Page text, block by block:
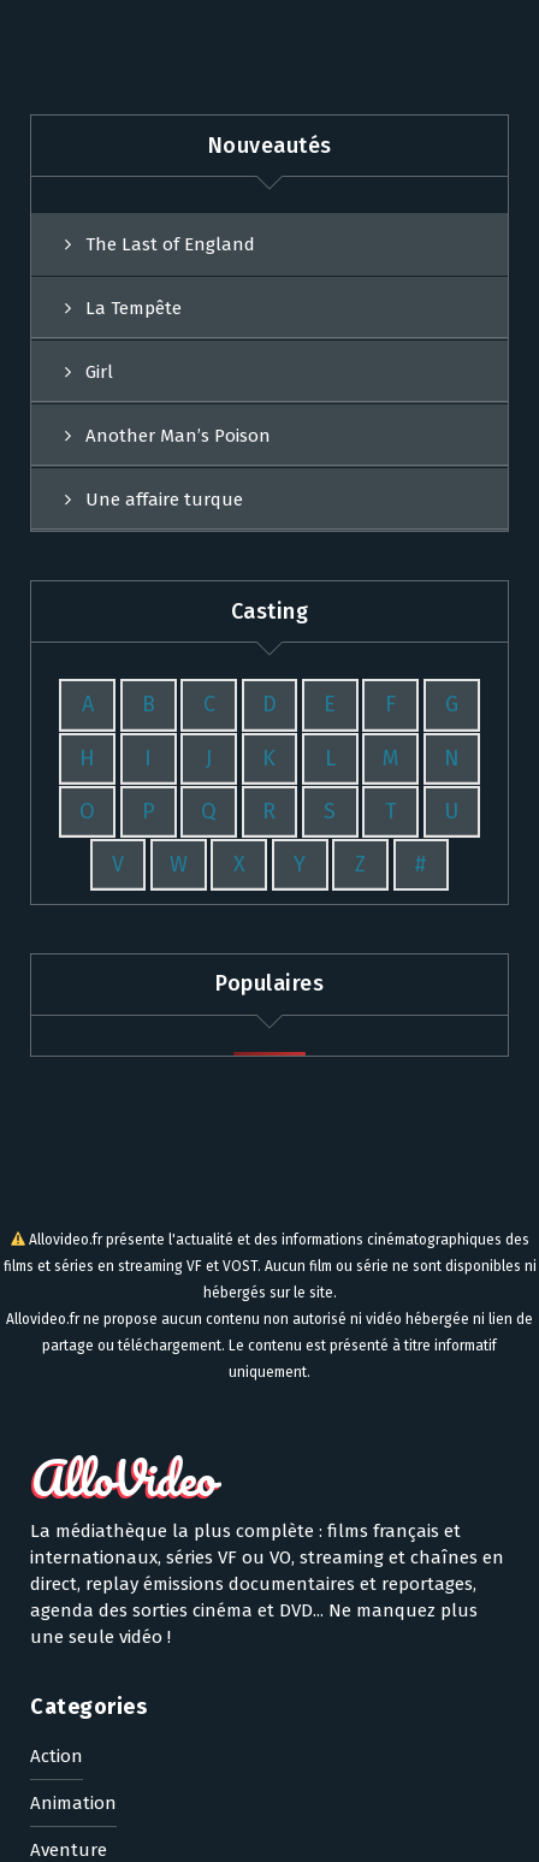
Nouveautés
The Last of England
La Tempête
Girl
Another Man’s Poison
Une affaire turque
Casting
A B C D E F G
H I J K L M N
O P Q R S T U
V W X Y Z #
Populaires
Allovideo.fr présente l'actualité et des informations cinématographiques des
films et séries en streaming VF et VOST. Aucun film ou série ne sont disponibles ni
hébergés sur le site.
Allovideo.fr ne propose aucun contenu non autorisé ni vidéo hébergée ni lien de
partage ou téléchargement. Le contenu est présenté à titre informatif
uniquement.
La médiathèque la plus complète : films français et
internationaux, séries VF ou VO, streaming et chaînes en
direct, replay émissions documentaires et reportages,
agenda des sorties cinéma et DVD... Ne manquez plus
une seule vidéo !
Categories
Action
Animation
Aventure